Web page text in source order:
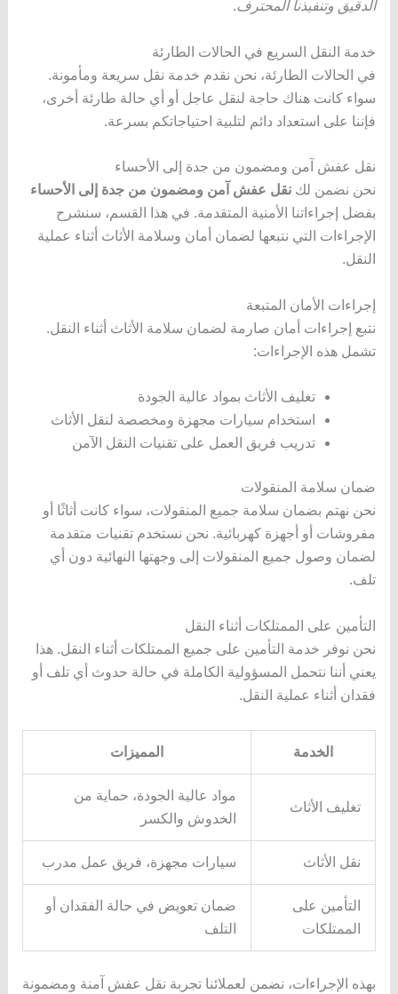
الدقيق وتنفيذنا المحترف.
خدمة النقل السريع في الحالات الطارئة
في الحالات الطارئة، نحن نقدم خدمة نقل سريعة ومأمونة.
سواء كانت هناك حاجة لنقل عاجل أو أي حالة طارئة أخرى،
فإننا على استعداد دائم لتلبية احتياجاتكم بسرعة.
نقل عفش آمن ومضمون من جدة إلى الأحساء
نحن نضمن لك نقل عفش آمن ومضمون من جدة إلى الأحساء
بفضل إجراءاتنا الأمنية المتقدمة. في هذا القسم، سنشرح
الإجراءات التي نتبعها لضمان أمان وسلامة الأثاث أثناء عملية
النقل.
إجراءات الأمان المتبعة
نتبع إجراءات أمان صارمة لضمان سلامة الأثاث أثناء النقل.
تشمل هذه الإجراءات:
تغليف الأثاث بمواد عالية الجودة
استخدام سيارات مجهزة ومخصصة لنقل الأثاث
تدريب فريق العمل على تقنيات النقل الآمن
ضمان سلامة المنقولات
نحن نهتم بضمان سلامة جميع المنقولات، سواء كانت أثاثًا أو
مفروشات أو أجهزة كهربائية. نحن نستخدم تقنيات متقدمة
لضمان وصول جميع المنقولات إلى وجهتها النهائية دون أي
تلف.
التأمين على الممتلكات أثناء النقل
نحن نوفر خدمة التأمين على جميع الممتلكات أثناء النقل. هذا
يعني أننا نتحمل المسؤولية الكاملة في حالة حدوث أي تلف أو
فقدان أثناء عملية النقل.
الخدمة المميزات
تغليف الأثاث
مواد عالية الجودة، حماية من
الخدوش والكسر
نقل الأثاث سيارات مجهزة، فريق عمل مدرب
التأمين على
الممتلكات
ضمان تعويض في حالة الفقدان أو
التلف
بهذه الإجراءات، نضمن لعملائنا تجربة نقل عفش آمنة ومضمونة